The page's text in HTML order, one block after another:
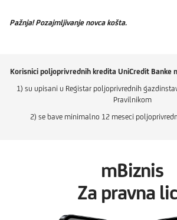
Pažnja! Pozajmljivanje novca košta.
Korisnici poljoprivrednih kredita UniCredit Banke
1) su upisani u Registar poljoprivrednih
Pravilnikom
2) se bave minimalno 12 meseci
mBiznis
Za pravna